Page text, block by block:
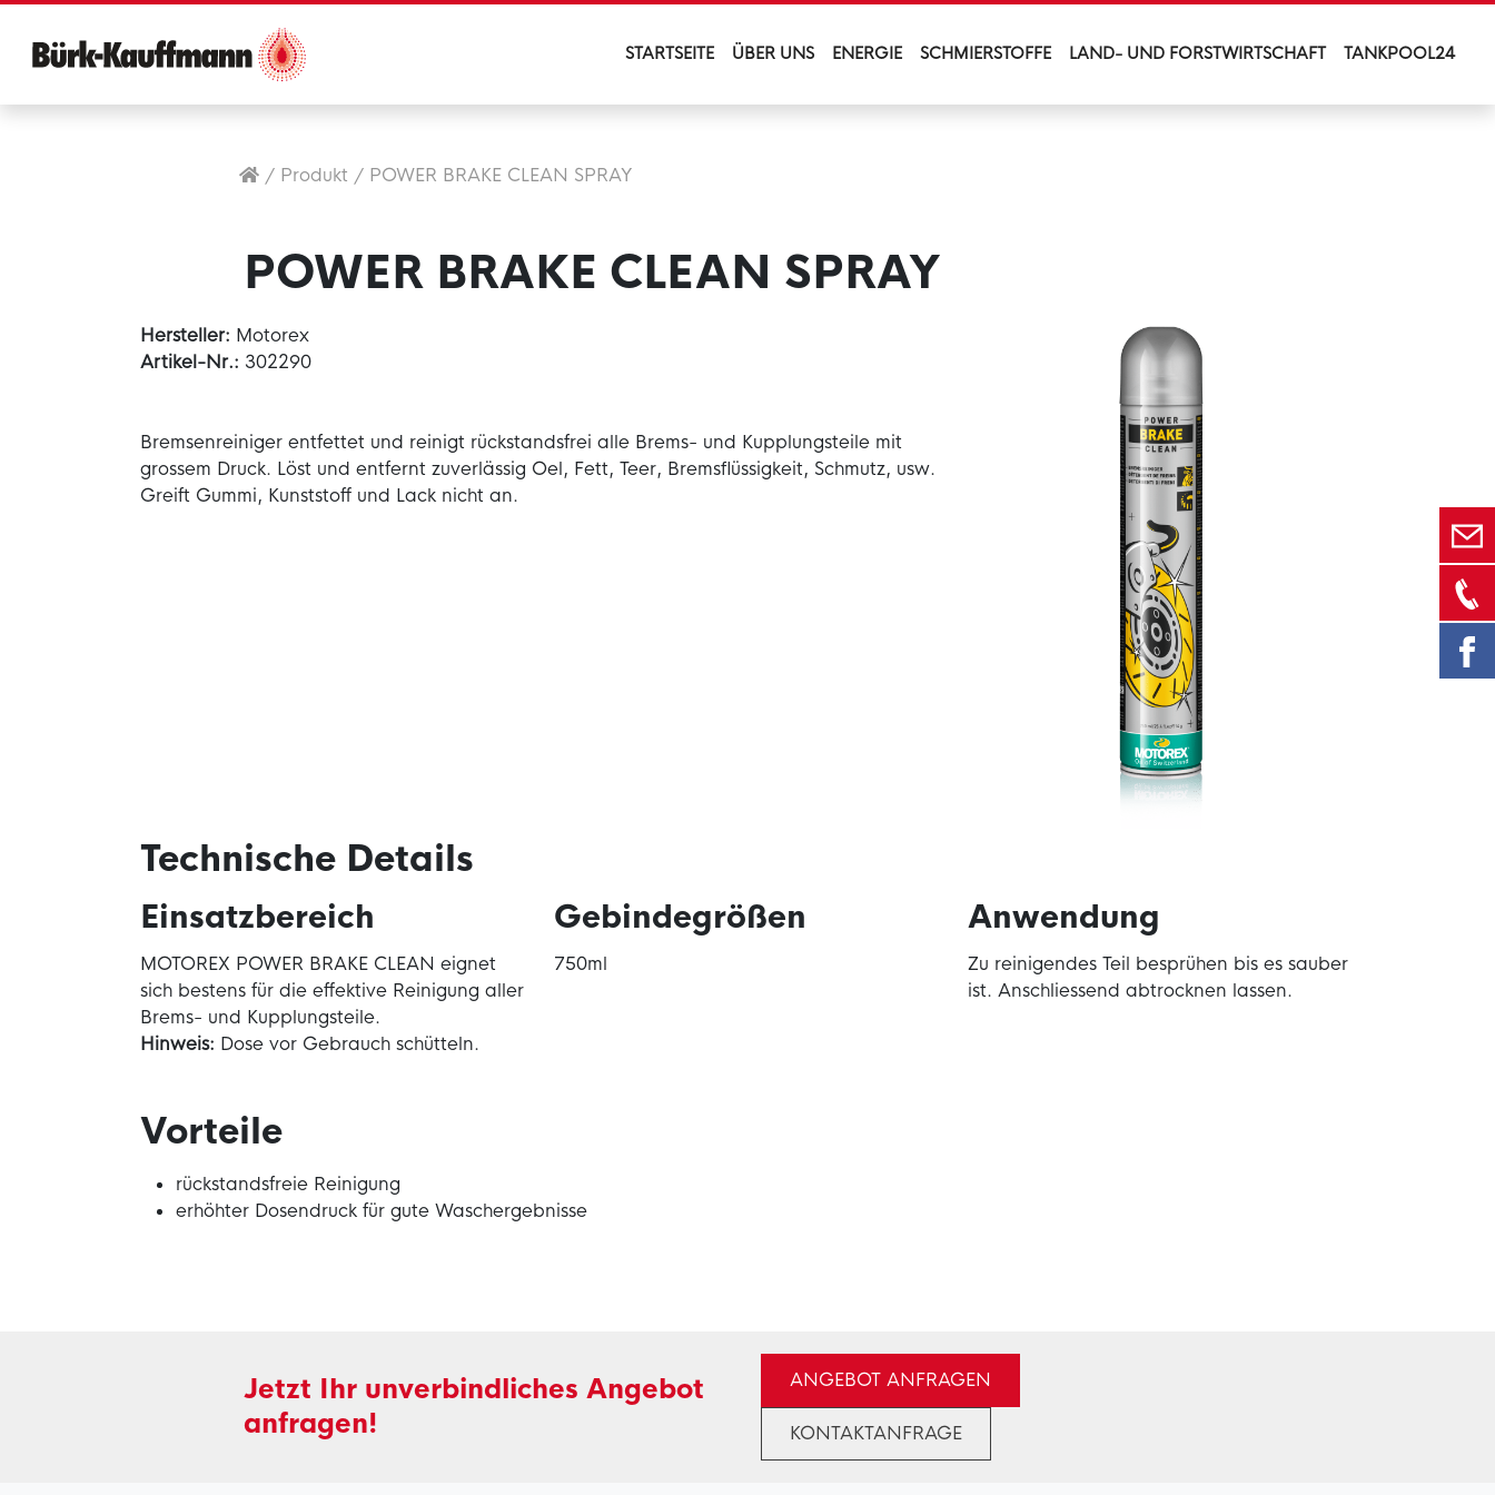
STARTSEITE ÜBER UNS ENERGIE SCHMIERSTOFFE LAND- UND FORSTWIRTSCHAFT TANKPOOL24
/ Produkt / POWER BRAKE CLEAN SPRAY
POWER BRAKE CLEAN SPRAY
Hersteller: Motorex
Artikel-Nr.: 302290
Bremsenreiniger entfettet und reinigt rückstandsfrei alle Brems- und Kupplungsteile mit
grossem Druck. Löst und entfernt zuverlässig Oel, Fett, Teer, Bremsflüssigkeit, Schmutz, usw.
Greift Gummi, Kunststoff und Lack nicht an.
Technische Details
Einsatzbereich
MOTOREX POWER BRAKE CLEAN eignet
sich bestens für die effektive Reinigung aller
Brems- und Kupplungsteile.
Gebindegrößen
750ml
Anwendung
Zu reinigendes Teil besprühen bis es sauber
ist. Anschliessend abtrocknen lassen.
Hinweis: Dose vor Gebrauch schütteln.
Vorteile
rückstandsfreie Reinigung
erhöhter Dosendruck für gute Waschergebnisse
Jetzt Ihr unverbindliches Angebot
anfragen!
ANGEBOT ANFRAGEN
KONTAKTANFRAGE